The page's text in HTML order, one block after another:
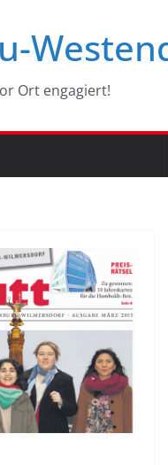
Ort engagiert!